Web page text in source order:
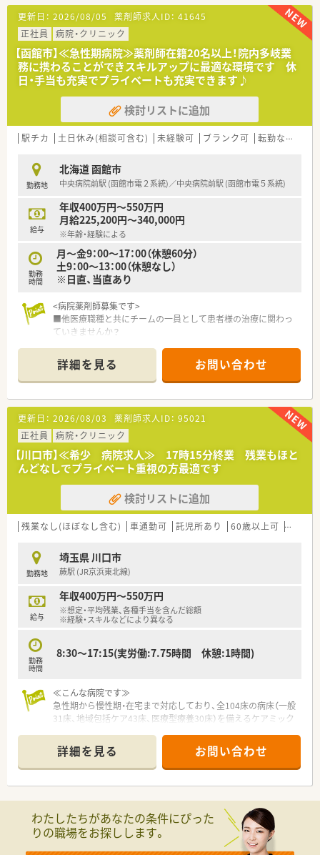
【こんな職場環境です】
■薬剤師は常勤2名パート2名体制その他調剤助手3名が在籍し
ています。
■総合病院や、大手調剤薬局にも引けを取らない調剤システムや
機器が完備された環境で安全な調剤体制です♪
■院内託児所の利用が可能（定員30名）
■有休消化率100％！子育てにも理解ある職場環境です。）
【こんな方におススメ】
■臨床経験が少なく不安な方
※システムも充実していますので安心です。
■やりがいをもって働きたい方
■職場環境にお悩みだった方
職場見学も積極的に行っていますので、まずは院内を見てみたい
という方も歓迎！先ずはご相談下さい！
更新日： 2026/08/05 薬剤師求人ID： 41645
正社員
病院・クリニック
【函館市】≪急性期病院≫薬剤師在籍20名以上！院内多岐業
務に携わることができスキルアップに最適な環境です 休
日・手当も充実でプライベートも充実できます♪
検討リストに追加
駅チカ 土日休み(相談可含む) 未経験可 ブランク可 転勤なし
勤務地
北海道 函館市
中央病院前駅 (函館市電２系統)／中央病院前駅 (函館市電５系統)
給与
年収400万円～550万円
月給225,200円～340,000円
※年齢・経験による
勤務
時間
月～金9：00～17：00（休憩60分）
土9：00～13：00（休憩なし）
※日直、当直あり
<病院薬剤師募集です>
■他医療職種と共にチームの一員として患者様の治療に関わっ
ていきませんか？
総合科目にふれバリバリと働くことができるので、スキルアッ
プに最適です！
■病棟業務はもちろん、抗癌剤無菌調製業務、高カロリー輸液混
注業務、DI業務、臨床治験管理業務、TDM業務など多岐業務に携
わることができます。
■勉強会や学術大会参加もあり、切磋琢磨しながら薬剤師として
成長することができます。
■若年層から幅広い年齢層が活躍されています。新卒の方や第
二新卒の方のキャリアスタートにもオススメです。
■外来は100％院外処方となっており院内での業務に集中して
取り組むことのできる環境です。
■オーダリングシステム、電子カルテ導入済みで業務も安心でス
ムーズです。
■福利厚生◎住宅手当、扶養手当、医療費減免制度等で職員をサ
ポートします。
■休日がたっぷり♪年間15日取得の指定休や毎年必ず1週間以
上取得の連続休暇制度、他にも休日がしっかりありプライベート
の時間も充実できます。
地域の基幹病院として急性期医療を中心に小児・周産期医療、
■患者さまの権利を尊重し、皆さまに安心・安全なチーム医療を
提供することを基本方針としています。
地域医療機関や行政と連携しながら、職員が安心して働ける職
■託児所完備＆産育休実績あり！子育て世代も安心して勤務でき
ます。
■市内中心部、市電沿線＆最寄駅目の前の好立地です。マイカー
詳細を見る お問い合わせ
更新日： 2026/08/03 薬剤師求人ID： 95021
正社員
病院・クリニック
【川口市】≪希少 病院求人≫ 17時15分終業 残業もほと
んどなしでプライベート重視の方最適です
検討リストに追加
残業なし(ほぼなし含む) 車通勤可 託児所あり 60歳以上可 教育制
勤務地
埼玉県 川口市
蕨駅 (JR京浜東北線)
給与
年収400万円～550万円
※想定・平均残業、各種手当を含んだ総額
※経験・スキルなどにより異なる
勤務
時間
8:30～17:15(実労働:7.75時間 休憩:1時間)
≪こんな病院です≫
急性期から慢性期・在宅まで対応しており、全104床の病床（一般
31床、地域包括ケア43床、医療型療養30床）を備えるケアミック
急な病気の治療（急性期）から、状態維持・リハビリによる在宅復
帰支援（地域包括ケア）、長期的療養（療養）まで、患者様の病状に
合わせた切れ目のない医療を提供しています。
在宅医療も充実しており、訪問診療や訪問看護も行っており、退
また、2次救急指定病院として急患の24時間診療に対応してお
り、地域の救急医療の一角を担っています。
詳細を見る お問い合わせ
わたしたちがあなたの条件にぴった
りの職場をお探しします。